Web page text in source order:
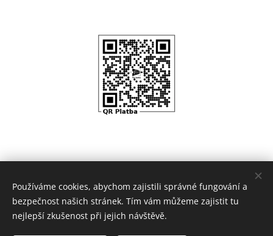
Používáme cookies, abychom zajistili správné fungování a
bezpečnost našich stránek. Tím vám můžeme zajistit tu
nejlepší zkušenost při jejich návštěvě.